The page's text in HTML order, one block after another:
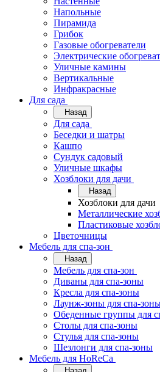
Напольные
Пирамида
Грибок
Газовые обогреватели
Электрические
Уличные камины
Вертикальные
Инфракрасные
Для сада
Назад
Для сада
Беседки и шатры
Кашпо
Сундук садовый
Уличные шкафы
Хозблоки для дачи
Назад
Хозблоки для дачи
Металлические
Пластиковые
Цветочницы
Мебель для спа-зон
Назад
Мебель для спа-зон
Диваны для спа-зоны
Кресла для спа-зоны
Лаунж-зоны для спа-
Обеденные группы для
Столы для спа-зоны
Стулья для спа-зоны
Шезлонги для спа-зоны
Мебель для HoReCa